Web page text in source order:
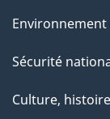
Sécurité
Culture,